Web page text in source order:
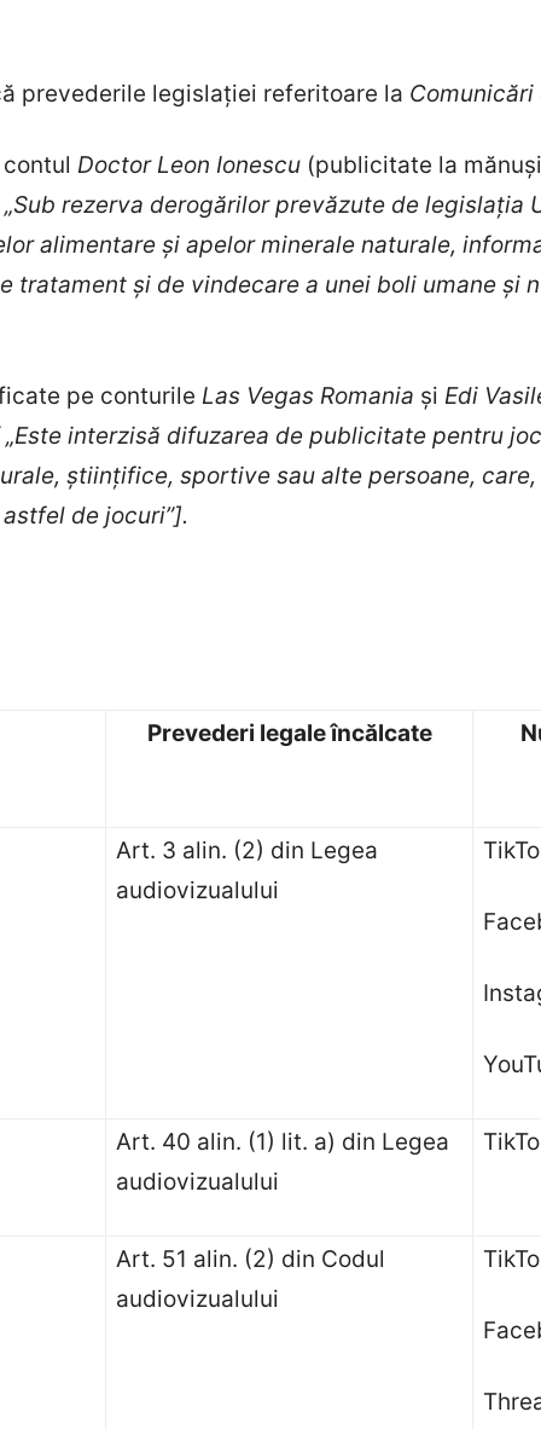
prevederile legislației referitoare la
Doctor Leon Ionescu (publicitate la
„Sub rezerva derogărilor prevăzute de legislația
alimentare și apelor minerale naturale,
tratament și de vindecare a unei boli umane și
pe conturile Las Vegas Romania și Edi
interzisă difuzarea de publicitate pentru
științifice, sportive sau alte persoane,
de jocuri”].
Prevederi legale încălcate
Art. 3 alin. (2) din Legea
audiovizualului
Art. 40 alin. (1) lit. a) din Legea
audiovizualului
Art. 51 alin. (2) din Codul
audiovizualului